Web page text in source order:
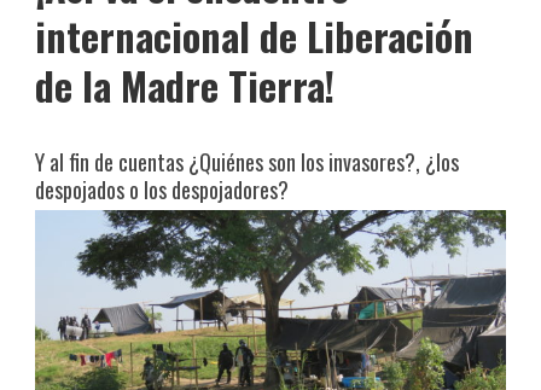
internacional de Liberación
de la Madre Tierra!
Y al fin de cuentas ¿Quiénes son los invasores?, ¿los
despojados o los despojadores?